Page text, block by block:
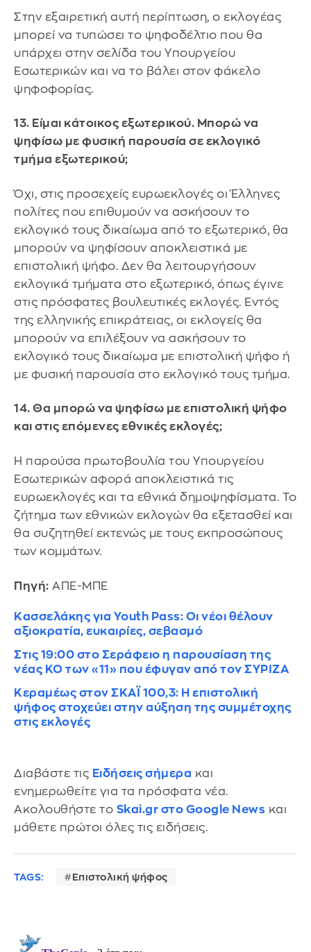
Στην εξαιρετική αυτή περίπτωση, ο εκλογέας
μπορεί να τυπώσει το ψηφοδέλτιο που θα
υπάρχει στην σελίδα του Υπουργείου
Εσωτερικών και να το βάλει στον φάκελο
ψηφοφορίας.
13. Είμαι κάτοικος εξωτερικού. Μπορώ να
ψηφίσω με φυσική παρουσία σε εκλογικό
τμήμα εξωτερικού;
Όχι, στις προσεχείς ευρωεκλογές οι Έλληνες
πολίτες που επιθυμούν να ασκήσουν το
εκλογικό τους δικαίωμα από το εξωτερικό, θα
μπορούν να ψηφίσουν αποκλειστικά με
επιστολική ψήφο. Δεν θα λειτουργήσουν
εκλογικά τμήματα στο εξωτερικό, όπως έγινε
στις πρόσφατες βουλευτικές εκλογές. Εντός
της ελληνικής επικράτειας, οι εκλογείς θα
μπορούν να επιλέξουν να ασκήσουν το
εκλογικό τους δικαίωμα με επιστολική ψήφο ή
με φυσική παρουσία στο εκλογικό τους τμήμα.
14. Θα μπορώ να ψηφίσω με επιστολική ψήφο
και στις επόμενες εθνικές εκλογές;
Η παρούσα πρωτοβουλία του Υπουργείου
Εσωτερικών αφορά αποκλειστικά τις
ευρωεκλογές και τα εθνικά δημοψηφίσματα. Το
ζήτημα των εθνικών εκλογών θα εξετασθεί και
θα συζητηθεί εκτενώς με τους εκπροσώπους
των κομμάτων.
Πηγή: ΑΠΕ-ΜΠΕ
Κασσελάκης για Youth Pass: Οι νέοι θέλουν
αξιοκρατία, ευκαιρίες, σεβασμό
Στις 19:00 στο Σεράφειο η παρουσίαση της
νέας ΚΟ των «11» που έφυγαν από τον ΣΥΡΙΖΑ
Κεραμέως στον ΣΚΑΪ 100,3: Η επιστολική
ψήφος στοχεύει στην αύξηση της συμμέτοχης
στις εκλογές
Διαβάστε τις Ειδήσεις σήμερα και
ενημερωθείτε για τα πρόσφατα νέα.
Ακολουθήστε το Skai.gr στο Google News και
μάθετε πρώτοι όλες τις ειδήσεις.
TAGS: Επιστολική ψήφος